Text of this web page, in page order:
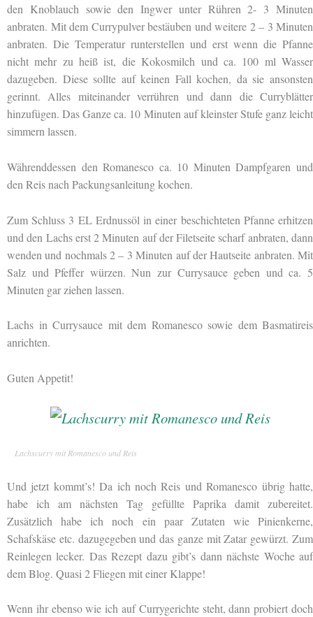
den Knoblauch sowie den Ingwer unter Rühren 2- 3 Minuten
anbraten. Mit dem Currypulver bestäuben und weitere 2 – 3 Minuten
anbraten. Die Temperatur runterstellen und erst wenn die Pfanne
nicht mehr zu heiß ist, die Kokosmilch und ca. 100 ml Wasser
dazugeben. Diese sollte auf keinen Fall kochen, da sie ansonsten
gerinnt. Alles miteinander verrühren und dann die Curryblätter
hinzufügen. Das Ganze ca. 10 Minuten auf kleinster Stufe ganz leicht
simmern lassen.
Währenddessen den Romanesco ca. 10 Minuten Dampfgaren und
den Reis nach Packungsanleitung kochen.
Zum Schluss 3 EL Erdnussöl in einer beschichteten Pfanne erhitzen
und den Lachs erst 2 Minuten auf der Filetseite scharf anbraten, dann
wenden und nochmals 2 – 3 Minuten auf der Hautseite anbraten. Mit
Salz und Pfeffer würzen. Nun zur Currysauce geben und ca. 5
Minuten gar ziehen lassen.
Lachs in Currysauce mit dem Romanesco sowie dem Basmatireis
anrichten.
Guten Appetit!
Lachscurry mit Romanesco und Reis
Und jetzt kommt’s! Da ich noch Reis und Romanesco übrig hatte,
habe ich am nächsten Tag gefüllte Paprika damit zubereitet.
Zusätzlich habe ich noch ein paar Zutaten wie Pinienkerne,
Schafskäse etc. dazugegeben und das ganze mit Zatar gewürzt. Zum
Reinlegen lecker. Das Rezept dazu gibt’s dann nächste Woche auf
dem Blog. Quasi 2 Fliegen mit einer Klappe!
Wenn ihr ebenso wie ich auf Currygerichte steht, dann probiert doch